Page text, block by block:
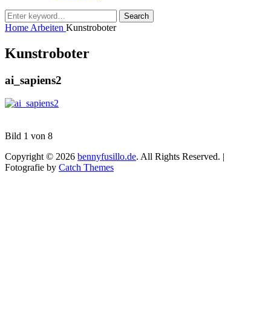
Search
for:
Search
Home Arbeiten Kunstroboter
Kunstroboter
ai_sapiens2
Bild 1 von 8
Copyright © 2026 bennyfusillo.de. All Rights Reserved. |
Fotografie by Catch Themes